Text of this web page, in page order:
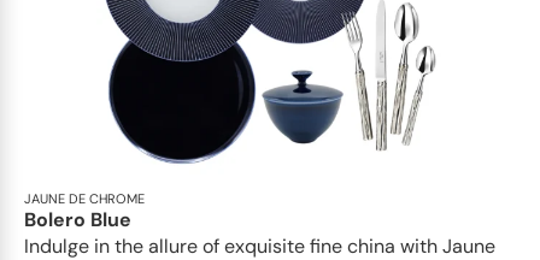
JAUNE DE CHROME
Bolero Blue
Indulge in the allure of exquisite fine china with Jaune